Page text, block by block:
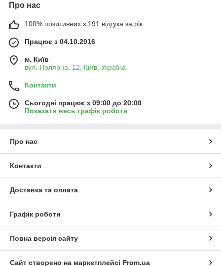
Про нас
100% позитивних з 191 відгука за рік
Працює з 04.10.2016
м. Київ
вул. Полярна, 12, Київ, Україна
Контакти
Сьогодні працює з 09:00 до 20:00
Показати весь графік роботи
Про нас
Контакти
Доставка та оплата
Графік роботи
Повна версія сайту
Сайт створено на маркетплейсі Prom.ua